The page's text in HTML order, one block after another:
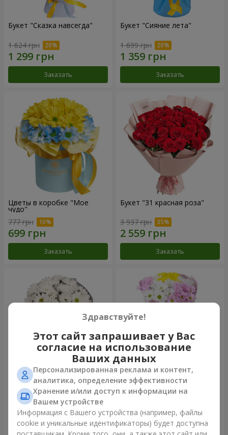
Букет "Сказка навсегда"
1 624 грн
Заказать
Букет "Сияние лета"
1 699 грн
Заказать
Цветы в коробке "Мое
чудо"
777 грн
Заказать
Букет "31 красная роза"
3 937 грн
Заказать
Букет "Киото" из 5 белых
хризантем
999 грн
Заказать
Букет "Времена года"
Заказать
Здравствуйте!
Этот сайт запрашивает у Вас
согласие на использование
Ваших данных
Персонализированная реклама и контент,
аналитика, определение эффективности
Хранение и/или доступ к информации на
Вашем устройстве
Информация с Вашего устройства (например, файлы
cookie и уникальные идентификаторы) будет доступна